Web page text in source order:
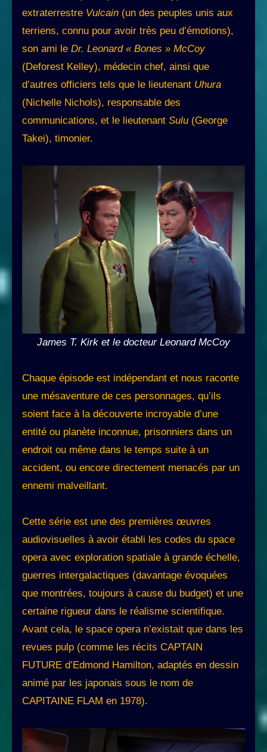
extraterrestre Vulcain (un des peuples unis aux
terriens, connu pour avoir très peu d’émotions),
son ami le Dr. Leonard « Bones » McCoy
(Deforest Kelley), médecin chef, ainsi que
d’autres officiers tels que le lieutenant Uhura
(Nichelle Nichols), responsable des
communications, et le lieutenant Sulu (George
Takei), timonier.
James T. Kirk et le docteur Leonard McCoy
Chaque épisode est indépendant et nous raconte
une mésaventure de ces personnages, qu’ils
soient face à la découverte incroyable d’une
entité ou planète inconnue, prisonniers dans un
endroit ou même dans le temps suite à un
accident, ou encore directement menacés par un
ennemi malveillant.
Cette série est une des premières œuvres
audiovisuelles à avoir établi les codes du space
opera avec exploration spatiale à grande échelle,
guerres intergalactiques (davantage évoquées
que montrées, toujours à cause du budget) et une
certaine rigueur dans le réalisme scientifique.
Avant cela, le space opera n’existait que dans les
revues pulp (comme les récits CAPTAIN
FUTURE d’Edmond Hamilton, adaptés en dessin
animé par les japonais sous le nom de
CAPITAINE FLAM en 1978).